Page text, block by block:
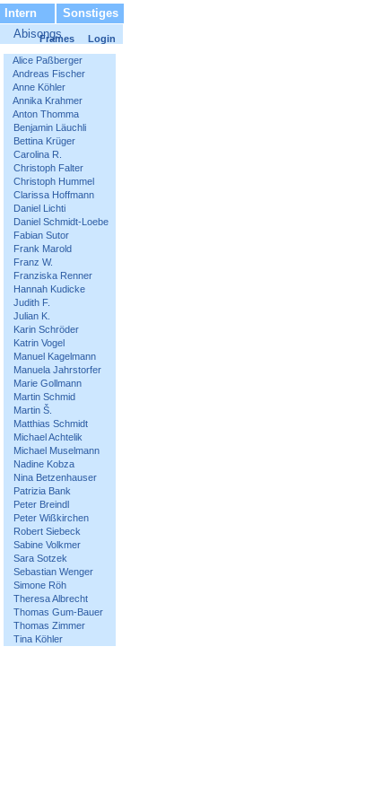
Frames Login
Intern
Sonstiges
Abisongs
Alice Paßberger
Andreas Fischer
Anne Köhler
Annika Krahmer
Anton Thomma
Benjamin Läuchli
Bettina Krüger
Carolina R.
Christoph Falter
Christoph Hummel
Clarissa Hoffmann
Daniel Lichti
Daniel Schmidt-Loebe
Fabian Sutor
Frank Marold
Franz W.
Franziska Renner
Hannah Kudicke
Judith F.
Julian K.
Karin Schröder
Katrin Vogel
Manuel Kagelmann
Manuela Jahrstorfer
Marie Gollmann
Martin Schmid
Martin Š.
Matthias Schmidt
Michael Achtelik
Michael Muselmann
Nadine Kobza
Nina Betzenhauser
Patrizia Bank
Peter Breindl
Peter Wißkirchen
Robert Siebeck
Sabine Volkmer
Sara Sotzek
Sebastian Wenger
Simone Röh
Theresa Albrecht
Thomas Gum-Bauer
Thomas Zimmer
Tina Köhler